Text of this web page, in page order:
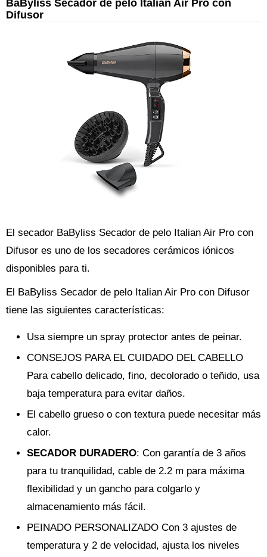
BaByliss Secador de pelo Italian Air Pro con
Difusor
El secador BaByliss Secador de pelo Italian Air Pro con
Difusor es uno de los secadores cerámicos iónicos
disponibles para ti.
El BaByliss Secador de pelo Italian Air Pro con Difusor
tiene las siguientes características:
Usa siempre un spray protector antes de peinar.
CONSEJOS PARA EL CUIDADO DEL CABELLO
Para cabello delicado, fino, decolorado o teñido, usa
baja temperatura para evitar daños.
El cabello grueso o con textura puede necesitar más
calor.
SECADOR DURADERO: Con garantía de 3 años
para tu tranquilidad, cable de 2.2 m para máxima
flexibilidad y un gancho para colgarlo y
almacenamiento más fácil.
PEINADO PERSONALIZADO Con 3 ajustes de
temperatura y 2 de velocidad, ajusta los niveles